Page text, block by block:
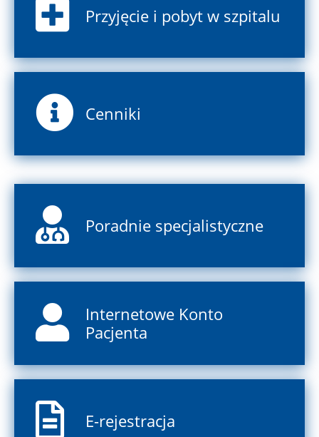
Przyjęcie i pobyt w szpitalu
Cenniki
Poradnie specjalistyczne
Internetowe Konto
Pacjenta
E-rejestracja